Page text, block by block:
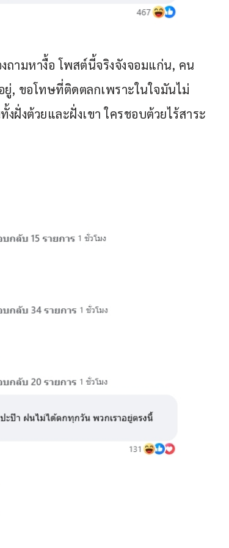
ถามหางื้อ โพสต์นี้จริงจังจอมแก่น, คน
, ขอโทษที่ติดตลกเพราะในใจมันไม่
ฝั่งต้วยและฝั่งเขา ใครชอบต้วยไร้สาระ